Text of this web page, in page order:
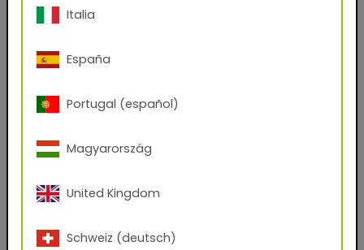
Société
Position
AxF
PBR Textures
Graphic Design Assets
Unreal Engine
Italia
España
Portugal (español)
Magyarország
United Kingdom
Schweiz (deutsch)